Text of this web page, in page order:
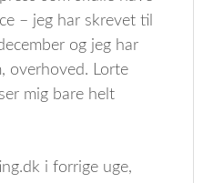
– jeg har skrevet til
og jeg har
overhoved. Lorte
mig bare helt
i forrige uge,